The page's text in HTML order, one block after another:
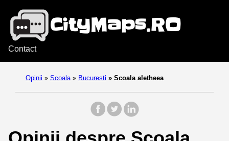
Contact
Opinii » Scoala » Bucuresti » Scoala aletheea